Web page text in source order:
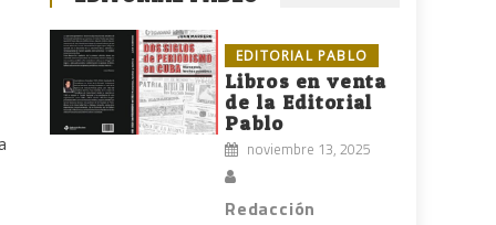
EDITORIAL PABLO
Libros en venta
de la Editorial
Pablo
noviembre 13, 2025
Redacción